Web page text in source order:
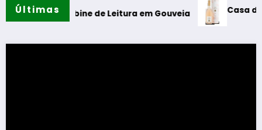
Últimas
da Cabine de Leitura em Gouveia Casa de